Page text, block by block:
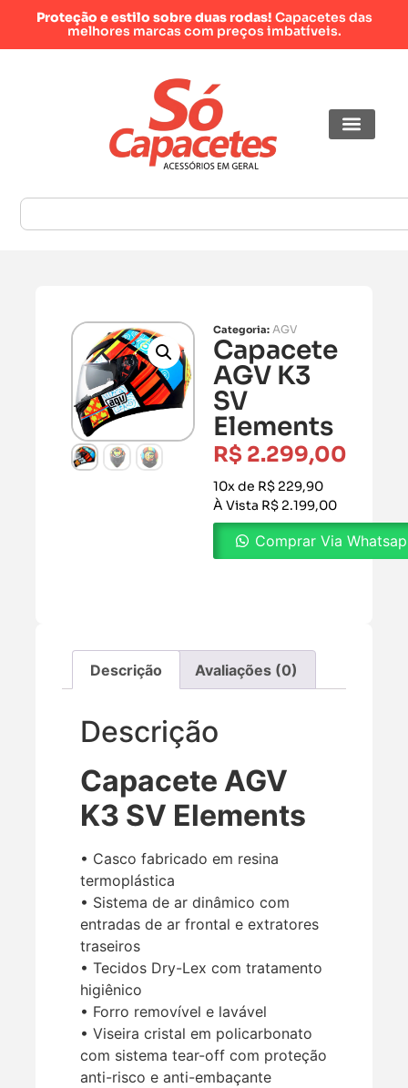
Proteção e estilo sobre duas rodas! Capacetes das
melhores marcas com preços imbatíveis.
Categoria: AGV
Capacete
AGV K3
SV
Elements
R$ 2.299,00
10x de R$ 229,90
À Vista R$ 2.199,00
Comprar Via
Descrição Avaliações (0)
Descrição
Capacete AGV
K3 SV Elements
• Casco fabricado em resina
termoplástica
• Sistema de ar dinâmico com
entradas de ar frontal e extratores
traseiros
• Tecidos Dry-Lex com tratamento
higiênico
• Forro removível e lavável
• Viseira cristal em policarbonato
com sistema tear-off com proteção
anti-risco e anti-embaçante